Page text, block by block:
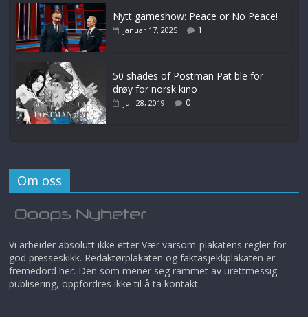
Nytt gameshow: Peace or No Peace!
januar 17, 2025 1
50 shades of Postman Pat ble for
drøy for norsk kino
juli 28, 2019 0
Om oss
Vi arbeider absolutt ikke etter Vær varsom-plakatens regler for
god presseskikk. Redaktørplakaten og faktasjekkplakaten er
fremedord her. Den som mener seg rammet av urettmessig
publisering, oppfordres ikke til å ta kontakt.